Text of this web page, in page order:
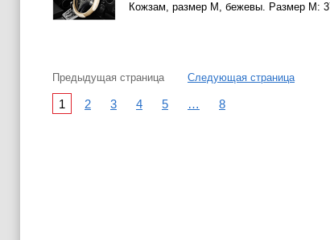
Кожзам, размер М, бежевы. Размер М:
Предыдущая страница Следующая страница
1 2 3 4 5 … 8